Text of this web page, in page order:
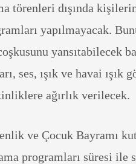
törenleri dışında
yapılmayacak.
yansıtabilecek
ses, ışık ve havai
ağırlık verilecek.
ve Çocuk Bayramı
programları süresi ile